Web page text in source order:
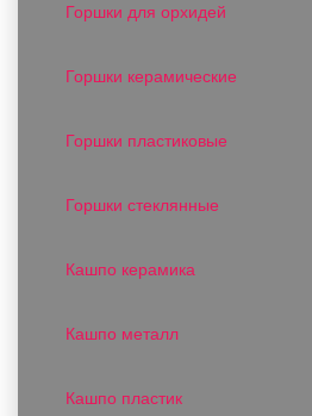
Горшки для орхидей
Горшки керамические
Горшки пластиковые
Горшки стеклянные
Кашпо керамика
Кашпо металл
Кашпо пластик